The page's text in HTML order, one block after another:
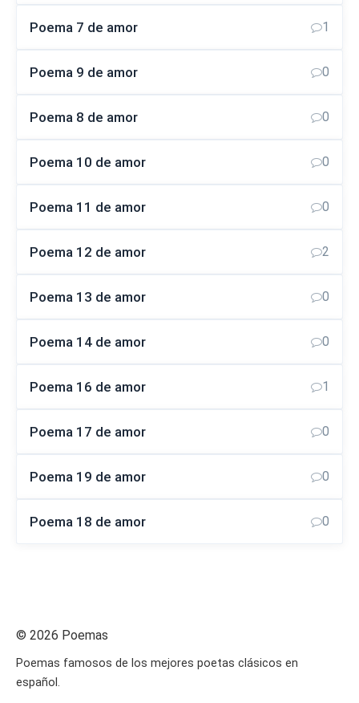
Poema 7 de amor 1
Poema 9 de amor 0
Poema 8 de amor 0
Poema 10 de amor 0
Poema 11 de amor 0
Poema 12 de amor 2
Poema 13 de amor 0
Poema 14 de amor 0
Poema 16 de amor 1
Poema 17 de amor 0
Poema 19 de amor 0
Poema 18 de amor 0
© 2026 Poemas
Poemas famosos de los mejores poetas clásicos en
español.